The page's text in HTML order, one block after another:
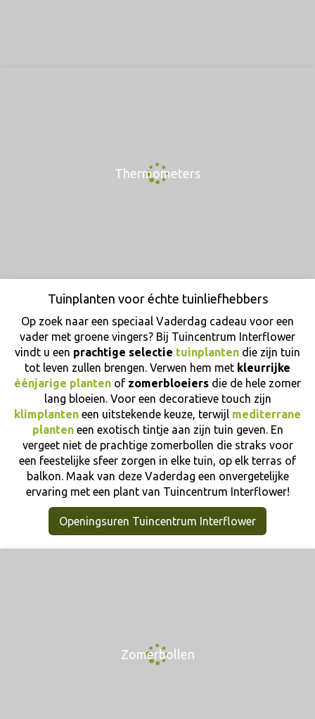
Thermometers
Tuinplanten voor échte tuinliefhebbers
Op zoek naar een speciaal Vaderdag cadeau voor een
vader met groene vingers? Bij Tuincentrum Interflower
vindt u een prachtige selectie tuinplanten die zijn tuin
tot leven zullen brengen. Verwen hem met kleurrijke
éénjarige planten of zomerbloeiers die de hele zomer
lang bloeien. Voor een decoratieve touch zijn
klimplanten een uitstekende keuze, terwijl mediterrane
planteneen exotisch tintje aan zijn tuin geven. En
vergeet niet de prachtige zomerbollen die straks voor
een feestelijke sfeer zorgen in elke tuin, op elk terras of
balkon. Maak van deze Vaderdag een onvergetelijke
ervaring met een plant van Tuincentrum Interflower!
Openingsuren Tuincentrum Interflower
Zomerbollen